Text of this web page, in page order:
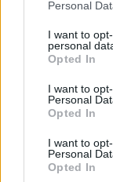
not limited to
grant or deny
use your data
consent section.
Personal
I want to
personal
Opted In
I want to
Personal
Opted In
I want to
Personal
Opted In
Guía para
sobrecarga
El cuidado de
SALUD Y